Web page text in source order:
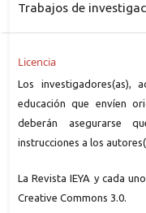
Trabajos de
Licencia
Los investigadores(as),
educación que envíen
deberán asegurarse
instrucciones a los
La Revista IEYA y cada
Creative Commons 3.0.